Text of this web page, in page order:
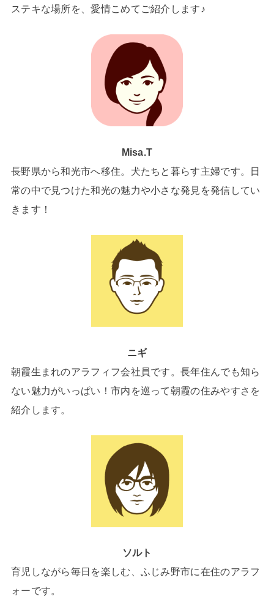
ステキな場所を、愛情こめてご紹介します♪
Misa.T
長野県から和光市へ移住。犬たちと暮らす主婦です。日
常の中で見つけた和光の魅力や小さな発見を発信してい
きます！
ニギ
朝霞生まれのアラフィフ会社員です。長年住んでも知ら
ない魅力がいっぱい！市内を巡って朝霞の住みやすさを
紹介します。
ソルト
育児しながら毎日を楽しむ、ふじみ野市に在住のアラフ
ォーです。